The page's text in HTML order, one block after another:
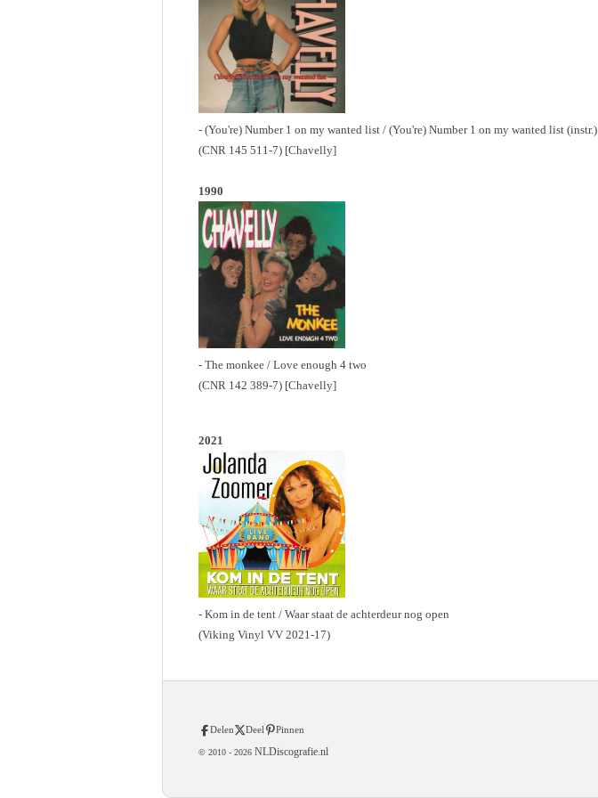
- (You're) Number 1 on my wanted list / (You're) Number 1 on my wanted list (instr.)
(CNR 145 511-7) [Chavelly]
1990
- The monkee / Love enough 4 two
(CNR 142 389-7) [Chavelly]
2021
- Kom in de tent / Waar staat de achterdeur nog open
(Viking Vinyl VV 2021-17)
Delen Deel Pinnen
© 2010 - 2026 NLDiscografie.nl